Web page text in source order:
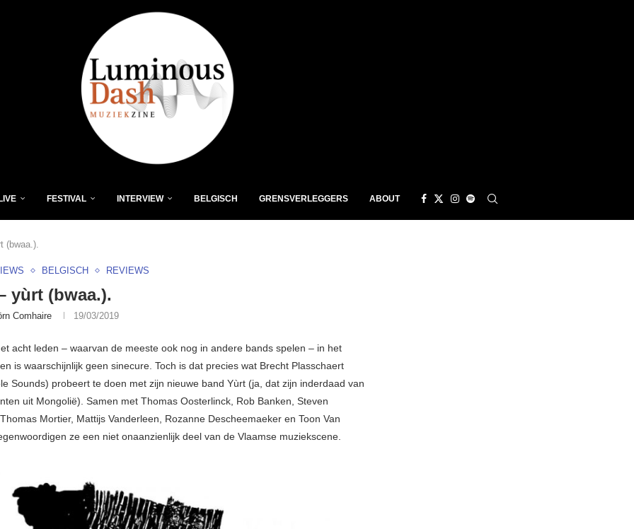
FESTIVAL INTERVIEW BELGISCH GRENSVERLEGGERS ABOUT
(bwaa.).
BELGISCH REVIEWS
yùrt (bwaa.).
Comhaire 19/03/2019
acht leden – waarvan de meeste ook nog in andere bands spelen – in het
is waarschijnlijk geen sinecure. Toch is dat precies wat Brecht Plasschaert
Sounds) probeert te doen met zijn nieuwe band Yùrt (ja, dat zijn inderdaad van
uit Mongolië). Samen met Thomas Oosterlinck, Rob Banken, Steven
Mortier, Mattijs Vanderleen, Rozanne Descheemaeker en Toon Van
ze een niet onaanzienlijk deel van de Vlaamse muziekscene.